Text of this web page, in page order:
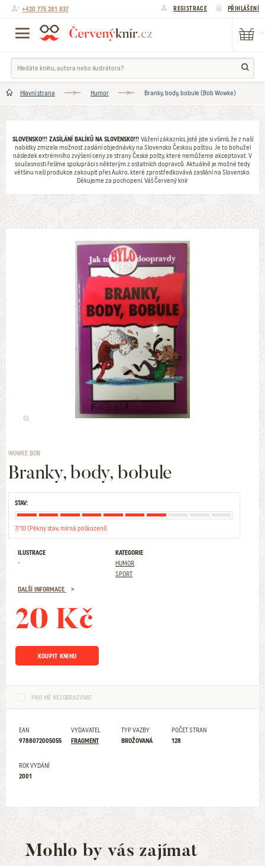
+420 775 281 837 REGISTRACE PŘIHLÁŠENÍ
Hlavní strana Humor Branky, body, bobule (Bob Wowke)
SLOVENSKO!!! ZASÍLÁNÍ BALÍKŮ NA SLOVENSKO!!! Vážení zákazníci, jistě jste si všimli, že z naší
nabídky zmizela možnost zaslání objednávky na Slovensko Českou poštou. Je to bohužel
následek extrémního zvýšení ceny ze strany České pošty, které nemůžeme akceptovat. V
současnosti řešíme spolupráci s některým z ostatních dopravců. Aktuálně je možné tedy
většinu naší produkce zakoupit přes Aukro, které zprostředkovává zasílání na Slovensko.
Děkujeme za pochopení. Váš Červený knír
WOWKE BOB
Branky, body, bobule
STAV:
7/10 (Pěkný stav, mírná poškození)
ILUSTRACE
-
KATEGORIE
HUMOR
SPORT
DALŠÍ INFORMACE
20 Kč
KOUPIT KNIHU
PRO MĚ NEZOBRAZOVAT
EAN
9788072005055
VYDAVATEL
FRAGMENT
TYP VAZBY
BROŽOVANÁ
POČET STRAN
128
ROK VYDÁNÍ
2001
Mohlo by vás zajímat